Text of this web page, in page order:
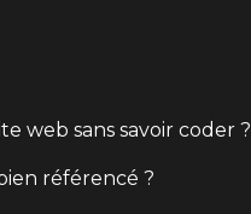
web sans savoir coder ?
référencé ?